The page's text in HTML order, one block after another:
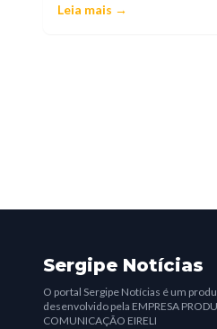
Leia mais →
Sergipe Notícias
O portal Sergipe Notícias é um
desenvolvido pela EMPRESA
COMUNICAÇÃO EIRELI